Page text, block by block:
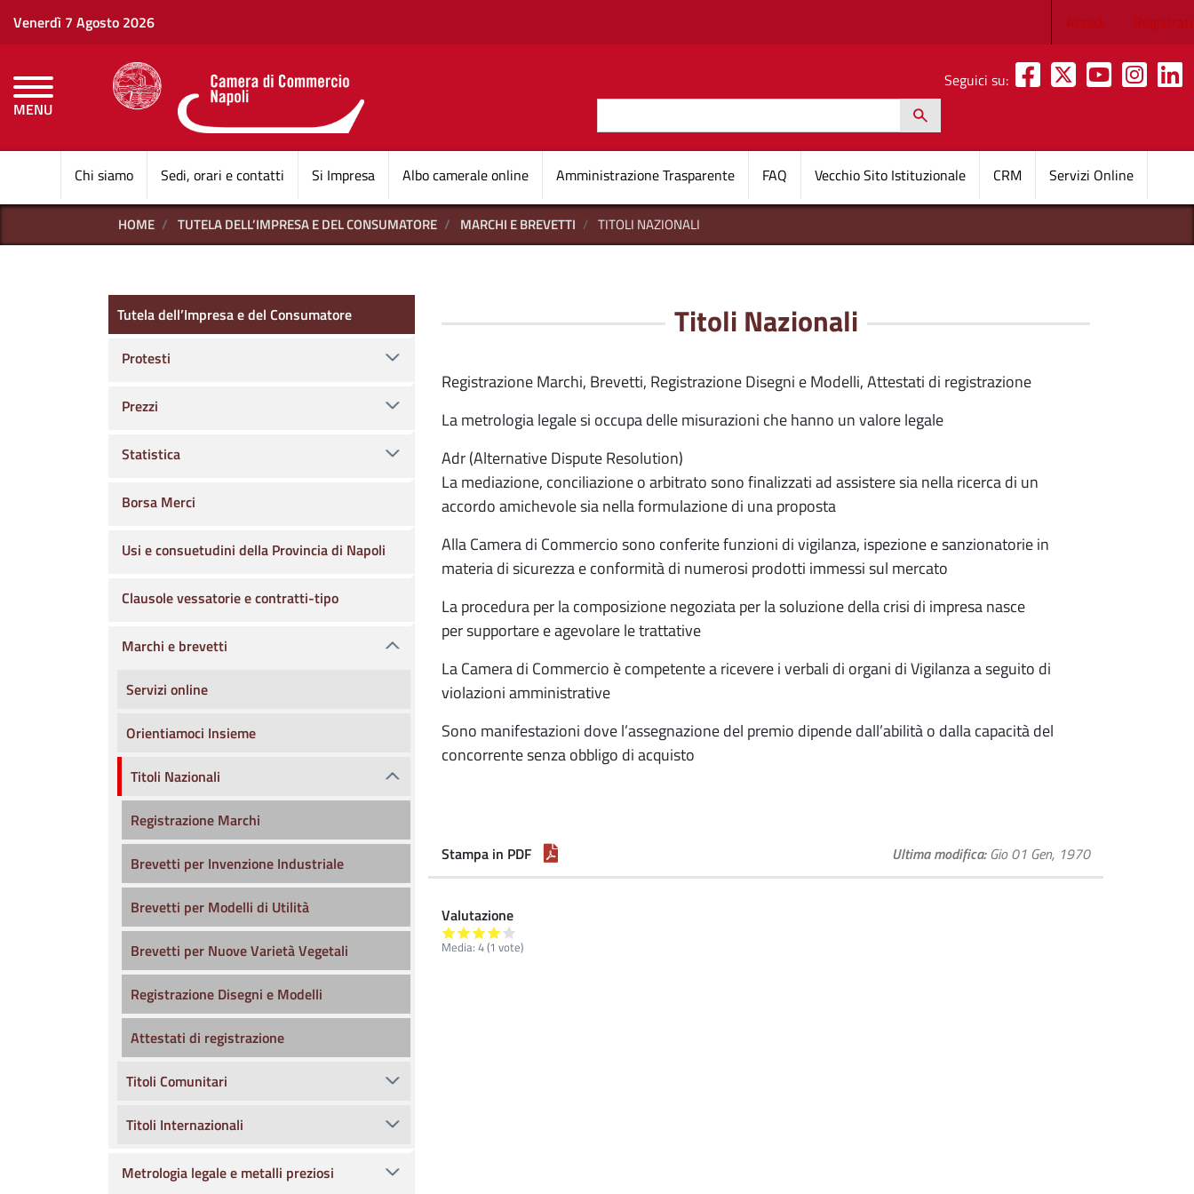
Venerdì 7 Agosto 2026 Menu
Accedi Registrati
MENU
CAMERE DI COMMERCIO D'ITALIA
Seguici su:
h
Navigazione principale
Chi siamo Sedi, orari e contatti Si Impresa Albo camerale online Amministrazione Trasparente FAQ Vecchio Sito Istituzionale CRM Servizi Online
HOME TUTELA DELL’IMPRESA E DEL CONSUMATORE MARCHI E BREVETTI TITOLI NAZIONALI
Titoli Nazionali
Registrazione Marchi, Brevetti, Registrazione Disegni e Modelli, Attestati di registrazione
La metrologia legale si occupa delle misurazioni che hanno un valore legale
Adr (Alternative Dispute Resolution)
La mediazione, conciliazione o arbitrato sono finalizzati ad assistere sia nella ricerca di un
accordo amichevole sia nella formulazione di una proposta
Alla Camera di Commercio sono conferite funzioni di vigilanza, ispezione e sanzionatorie in
materia di sicurezza e conformità di numerosi prodotti immessi sul mercato
La procedura per la composizione negoziata per la soluzione della crisi di impresa nasce
per supportare e agevolare le trattative
La Camera di Commercio è competente a ricevere i verbali di organi di Vigilanza a seguito di
violazioni amministrative
Sono manifestazioni dove l’assegnazione del premio dipende dall’abilità o dalla capacità del
concorrente senza obbligo di acquisto
Stampa in PDF Ultima modifica Gio 01 Gen, 1970
Valutazione
Media: 4(1 vote)
Tutela dell’Impresa e del Consumatore
Tutela dell’Impresa e del Consumatore
Protesti
Prezzi
Statistica
Borsa Merci
Usi e consuetudini della Provincia di Napoli
Clausole vessatorie e contratti-tipo
Marchi e brevetti
Servizi online
Orientiamoci Insieme
Titoli Nazionali
Registrazione Marchi
Brevetti per Invenzione Industriale
Brevetti per Modelli di Utilità
Brevetti per Nuove Varietà Vegetali
Registrazione Disegni e Modelli
Attestati di registrazione
Titoli Comunitari
Titoli Internazionali
Metrologia legale e metalli preziosi